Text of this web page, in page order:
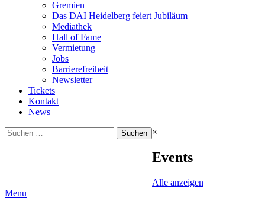
Gremien
Das DAI Heidelberg feiert Jubiläum
Mediathek
Hall of Fame
Vermietung
Jobs
Barrierefreiheit
Newsletter
Tickets
Kontakt
News
Suchen
nach:
×
Events
Alle anzeigen
Menu